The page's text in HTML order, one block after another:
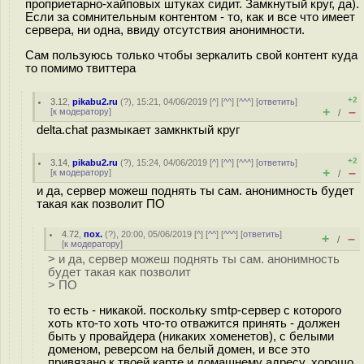
проприетарно-хайповых штуках сидит. Замкнутый круг, да).
Если за сомнительным контентом - то, как и все что имеет
сервера, ни одна, ввиду отсутствия анонимности.
Сам пользуюсь только чтобы зеркалить свой контент куда
то помимо твиттера
3.12 ,pikabu2.ru (?), 15:21, 04/06/2019 [^] [^^] [^^^] [ответить]
[к модератору]
+2
+ / –
delta.chat размыкает замкнктый круг
3.14 ,pikabu2.ru (?), 15:24, 04/06/2019 [^] [^^] [^^^] [ответить]
[к модератору]
+2
+ / –
и да, сервер можеш поднять ты сам. анонимность будет
такая как позволит ПО
4.72 ,пох. (?), 20:00, 05/06/2019 [^] [^^] [^^^] [ответить]
[к модератору] + / –
> и да, сервер можеш поднять ты сам. анонимность
будет такая как позволит
> ПО
то есть - никакой. поскольку smtp-сервер с которого
хоть кто-то хоть что-то отважится принять - должен
быть у провайдера (никаких хоменетов), с белыми
доменом, реверсом на белый домен, и все это